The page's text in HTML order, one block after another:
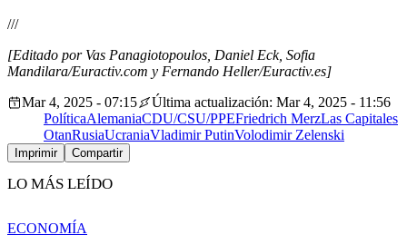
///
[Editado por Vas Panagiotopoulos, Daniel Eck, Sofia
Mandilara/Euractiv.com y Fernando Heller/Euractiv.es]
Mar 4, 2025 - 07:15
Última actualización: Mar 4, 2025 - 11:56
PolíticaAlemaniaCDU/CSU/PPEFriedrich MerzLas Capitales
OtanRusiaUcraniaVladimir PutinVolodimir Zelenski
Imprimir Compartir
LO MÁS LEÍDO
ECONOMÍA